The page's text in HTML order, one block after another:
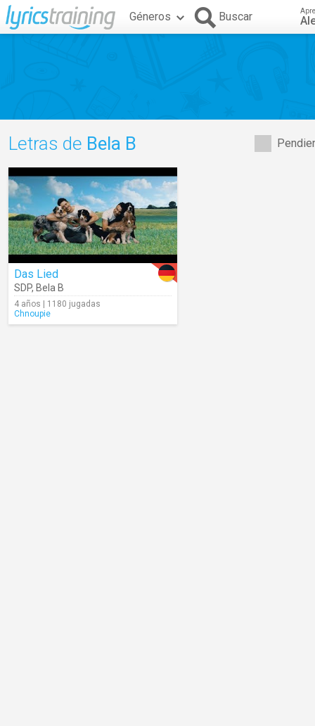
Géneros Buscar
Letras de Bela B
Das Lied
SDP, Bela B
4 años | 1180 jugadas
Chnoupie